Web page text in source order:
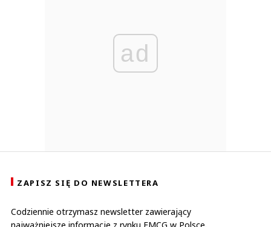
ad
ZAPISZ SIĘ DO NEWSLETTERA
Codziennie otrzymasz newsletter zawierający